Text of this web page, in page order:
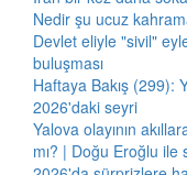
Nedir şu ucuz
Devlet eliyle "sivil"
buluşması
Haftaya Bakış (299):
2026'daki seyri
Yalova olayının
mı? | Doğu Eroğlu ile